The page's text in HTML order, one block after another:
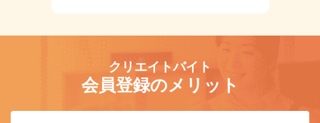
クリエイトバイト
会員登録のメリット